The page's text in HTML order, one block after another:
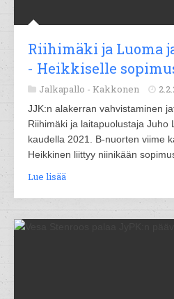
Riihimäki ja Luoma
- Heikkiselle
Jalkapallo - Kakkonen
JJK:n alakerran vahvistaminen
Riihimäki ja laitapuolustaja Juho
kaudella 2021. B-nuorten viime
Heikkinen liittyy niinikään
Lue lisää